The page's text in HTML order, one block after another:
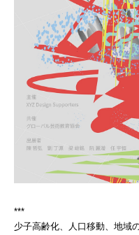
***
少子高齢化、​人口移動、​地域